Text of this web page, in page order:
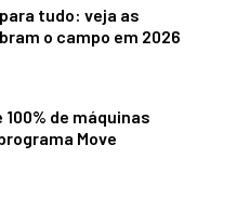
tudo: veja as
o campo em 2026
de máquinas
Move